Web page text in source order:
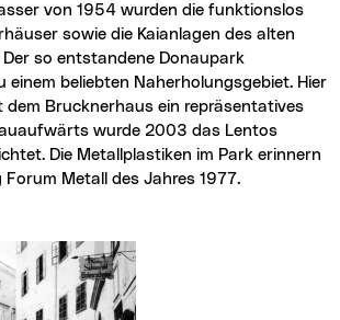
sowie die Kaianlagen des alten
so entstandene Donaupark
einem beliebten Naherholungsgebiet. Hier
Brucknerhaus ein repräsentatives
wurde 2003 das Lentos
Die Metallplastiken im Park erinnern
Metall des Jahres 1977.